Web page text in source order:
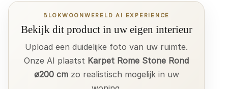
BLOKWOONWERELD AI EXPERIENCE
Bekijk dit product in uw eigen interieur
Upload een duidelijke foto van uw ruimte.
Onze AI plaatst Karpet Rome Stone Rond
ø200 cmzo realistisch mogelijk in uw